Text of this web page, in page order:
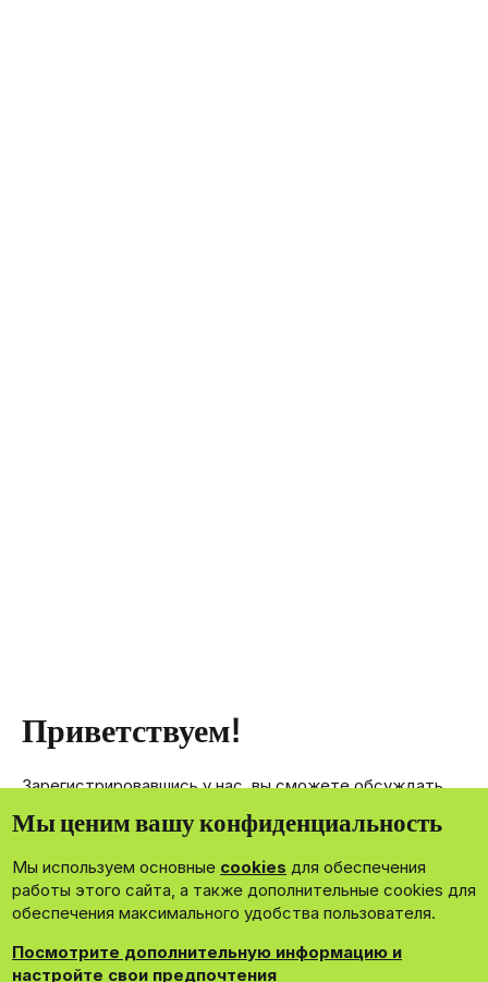
Приветствуем!
Зарегистрировавшись у нас, вы сможете обсуждать,
членам нашего сообщества.
Зарегистрироваться сейчас!
Мы ценим вашу конфиденциальность
Мы используем основные cookies для обеспечения
работы этого сайта, а также дополнительные cookies для
обеспечения максимального удобства пользователя.
Посмотрите дополнительную информацию и
настройте свои предпочтения